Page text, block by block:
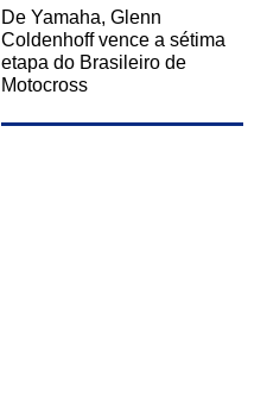
De Yamaha, Glenn
Coldenhoff vence a sétima
etapa do Brasileiro de
Motocross